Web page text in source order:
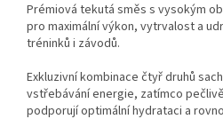
Prémiová tekutá směs s vysokým
pro maximální výkon, vytrvalost a
tréninků i závodů.
Exkluzivní kombinace čtyř druhů
vstřebávání energie, zatímco
podporují optimální hydrataci a